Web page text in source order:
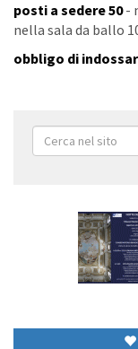
posti a sedere 50-
nella sala da ballo
obbligo di
Form
di